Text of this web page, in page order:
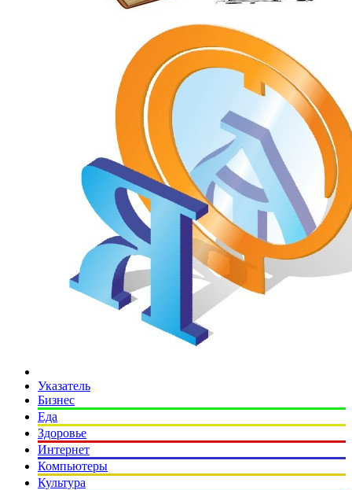
Указатель
Бизнес
Еда
Здоровье
Интернет
Компьютеры
Культура